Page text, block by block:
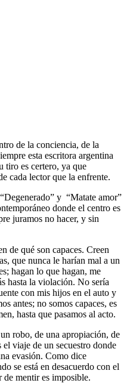
de la conciencia, de la
esta escritora argentina
tiro es certero, ya que
cada lector que la enfrente.
y “Matate amor”
donde el centro es
juramos no hacer, y sin
de qué son capaces. Creen
que nunca le harían mal a un
hagan lo que hagan, me
hasta la violación. No sería
con mis hijos en el auto y
antes; no somos capaces, es
hasta que pasamos al acto.
robo, de una apropiación, de
viaje de un secuestro donde
evasión. Como dice
se está en desacuerdo con el
de mentir es imposible.